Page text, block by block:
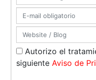
Autorizo el
siguienteAviso de